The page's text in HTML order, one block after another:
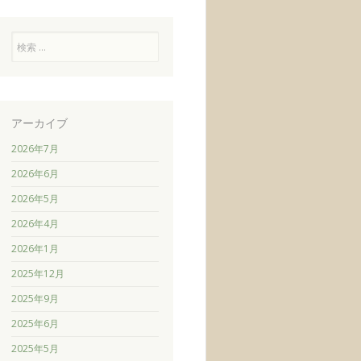
索
アーカイブ
2026年7月
2026年6月
2026年5月
2026年4月
2026年1月
2025年12月
2025年9月
2025年6月
2025年5月